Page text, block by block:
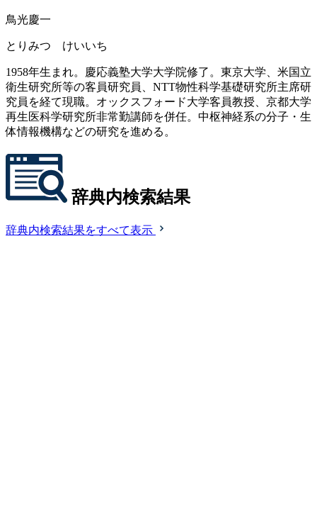
鳥光慶一
とりみつ けいいち
1958年生まれ。慶応義塾大学大学院修了。東京大学、米国立
衛生研究所等の客員研究員、NTT物性科学基礎研究所主席研
究員を経て現職。オックスフォード大学客員教授、京都大学
再生医科学研究所非常勤講師を併任。中枢神経系の分子・生
体情報機構などの研究を進める。
辞典内検索結果
辞典内検索結果をすべて表示